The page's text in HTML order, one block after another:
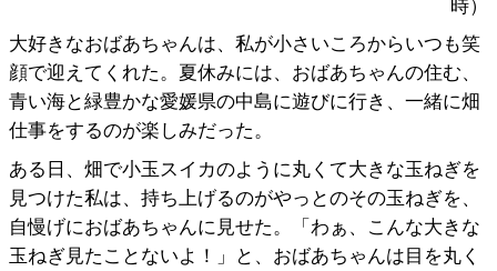
時）
大好きなおばあちゃんは、私が小さいころからいつも笑
顔で迎えてくれた。夏休みには、おばあちゃんの住む、
青い海と緑豊かな愛媛県の中島に遊びに行き、一緒に畑
仕事をするのが楽しみだった。
ある日、畑で小玉スイカのように丸くて大きな玉ねぎを
見つけた私は、持ち上げるのがやっとのその玉ねぎを、
自慢げにおばあちゃんに見せた。「わぁ、こんな大きな
玉ねぎ見たことないよ！」と、おばあちゃんは目を丸く